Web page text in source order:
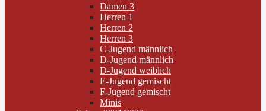
Damen 3
Herren 1
Herren 2
Herren 3
C-Jugend männlich
D-Jugend männlich
D-Jugend weiblich
E-Jugend gemischt
F-Jugend gemischt
Minis